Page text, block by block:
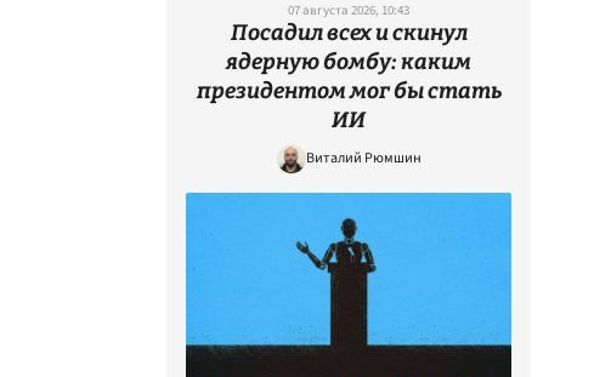
07 августа 2026, 10:43
Посадил всех и скинул
ядерную бомбу: каким
президентом мог бы стать
ИИ
Виталий Рюмшин